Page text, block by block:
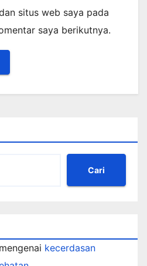
situs web saya pada
saya berikutnya.
Cari
mengenai kecerdasan